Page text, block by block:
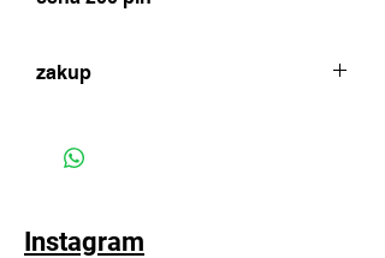
zakup
strony) lub formularz zamówienia w celu
inPost dwa razy w tygodniu)
Instagram